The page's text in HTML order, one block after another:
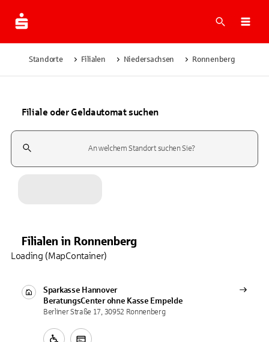
Suche
Standorte Filialen Niedersachsen Ronnenberg
Filiale oder Geldautomat suchen
Suchfeld
Filialen in Ronnenberg
Sparkasse Hannover
BeratungsCenter ohne Kasse Empelde
Berliner Straße 17, 30952 Ronnenberg
Loading (MapContainer)